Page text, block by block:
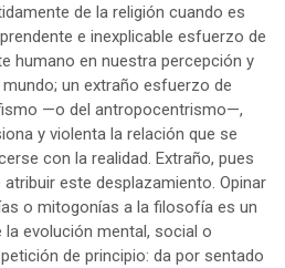
de la religión cuando es
e inexplicable esfuerzo de
humano en nuestra percepción y
un extraño esfuerzo de
—o del antropocentrismo—,
y violenta la relación que se
con la realidad. Extraño, pues
este desplazamiento. Opinar
o mitogonías a la filosofía es un
evolución mental, social o
de principio: da por sentado